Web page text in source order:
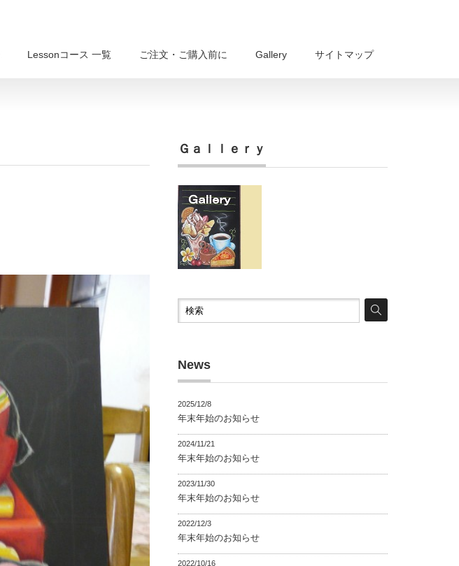
Lessonコース 一覧 ご注文・ご購入前に Gallery サイトマップ
Ｇａｌｌｅｒｙ
News
2025/12/8
年末年始のお知らせ
2024/11/21
年末年始のお知らせ
2023/11/30
年末年始のお知らせ
2022/12/3
年末年始のお知らせ
2022/10/16